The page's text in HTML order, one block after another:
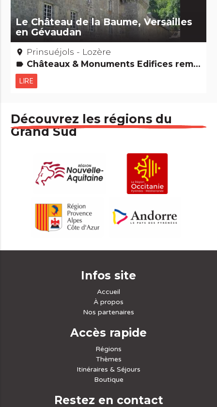
Le Château de la Baume, Versailles
en Gévaudan
place Prinsuéjols - Lozère
label Châteaux & Monuments Edifices remarquables
LIRE
Découvrez les régions du
Grand Sud
Infos site
Accueil
À propos
Nos partenaires
Accès rapide
Régions
Thèmes
Itinéraires & Séjours
Boutique
Restez en contact